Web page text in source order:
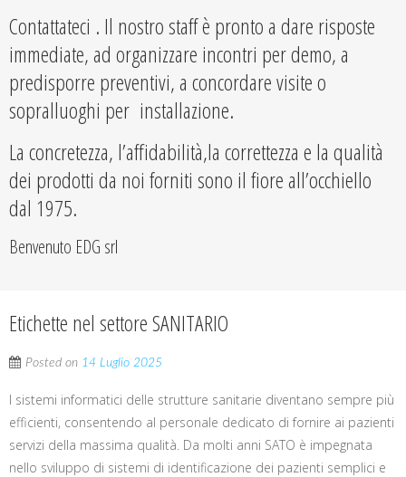
Contattateci . Il nostro staff è pronto a dare risposte
immediate, ad organizzare incontri per demo, a
predisporre preventivi, a concordare visite o
sopralluoghi per installazione.
La concretezza, l’affidabilità,la correttezza e la qualità
dei prodotti da noi forniti sono il fiore all’occhiello
dal 1975.
Benvenuto EDG srl
Etichette nel settore SANITARIO
Posted on 14 Luglio 2025
I sistemi informatici delle strutture sanitarie diventano sempre più
efficienti, consentendo al personale dedicato di fornire ai pazienti
servizi della massima qualità. Da molti anni SATO è impegnata
nello sviluppo di sistemi di identificazione dei pazienti semplici e